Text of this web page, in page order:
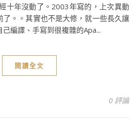
十年沒動了。2003年寫的，上次異動
。。其實也不是大修，就一些長久讓
編譯、手寫到很複雜的Apa...
閱讀全文
0 評論